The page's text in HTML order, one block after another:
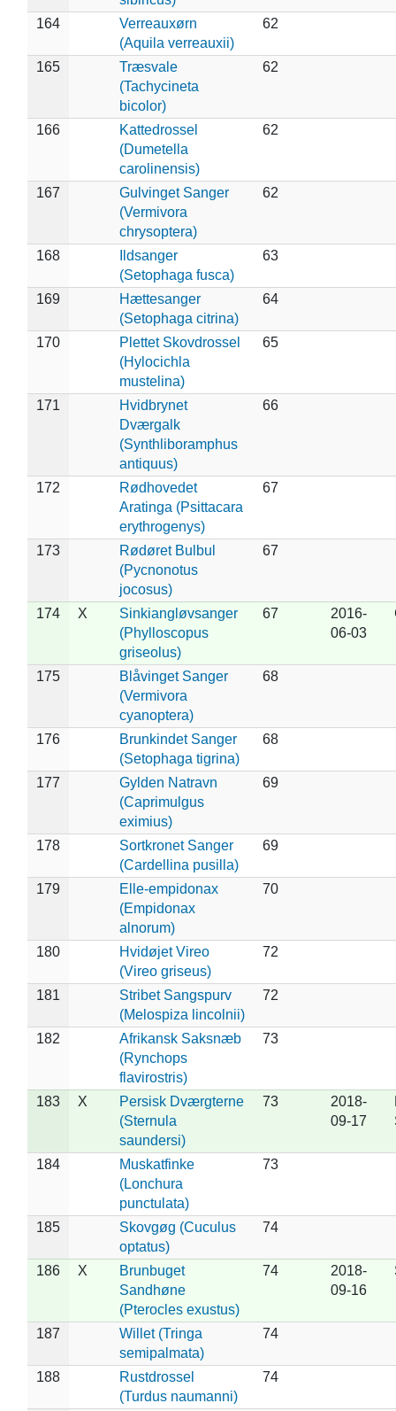
164
Verreauxørn
(Aquila verreauxii)
62
165
Træsvale
(Tachycineta
bicolor)
62
166
Kattedrossel
(Dumetella
carolinensis)
62
167
Gulvinget Sanger
(Vermivora
chrysoptera)
62
168
Ildsanger
(Setophaga fusca)
63
169
Hættesanger
(Setophaga citrina)
64
170
Plettet Skovdrossel
(Hylocichla
mustelina)
65
171
Hvidbrynet
Dværgalk
(Synthliboramphus
antiquus)
66
172
Rødhovedet
Aratinga (Psittacara
erythrogenys)
67
173
Rødøret Bulbul
(Pycnonotus
jocosus)
67
174 X
Sinkiangløvsanger
(Phylloscopus
griseolus)
67
2016-
06-03
175
Blåvinget Sanger
(Vermivora
cyanoptera)
68
176
Brunkindet Sanger
(Setophaga tigrina)
68
177
Gylden Natravn
(Caprimulgus
eximius)
69
178
Sortkronet Sanger
(Cardellina pusilla)
69
179
Elle-empidonax
(Empidonax
alnorum)
70
180
Hvidøjet Vireo
(Vireo griseus)
72
181
Stribet Sangspurv
(Melospiza lincolnii)
72
182
Afrikansk Saksnæb
(Rynchops
flavirostris)
73
183 X
Persisk Dværgterne
(Sternula
saundersi)
73
2018-
09-17
184
Muskatfinke
(Lonchura
punctulata)
73
185
Skovgøg (Cuculus
optatus)
74
186 X
Brunbuget
Sandhøne
(Pterocles exustus)
74
2018-
09-16
187
Willet (Tringa
semipalmata)
74
188
Rustdrossel
(Turdus naumanni)
74